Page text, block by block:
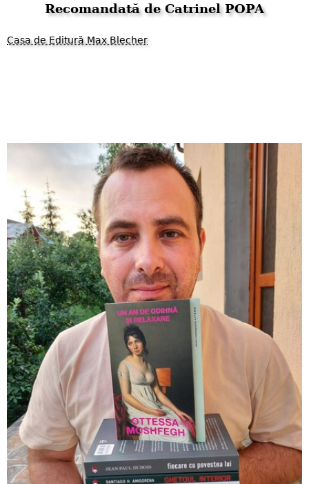
Recomandată de Catrinel POPA
Casa de Editură Max Blecher